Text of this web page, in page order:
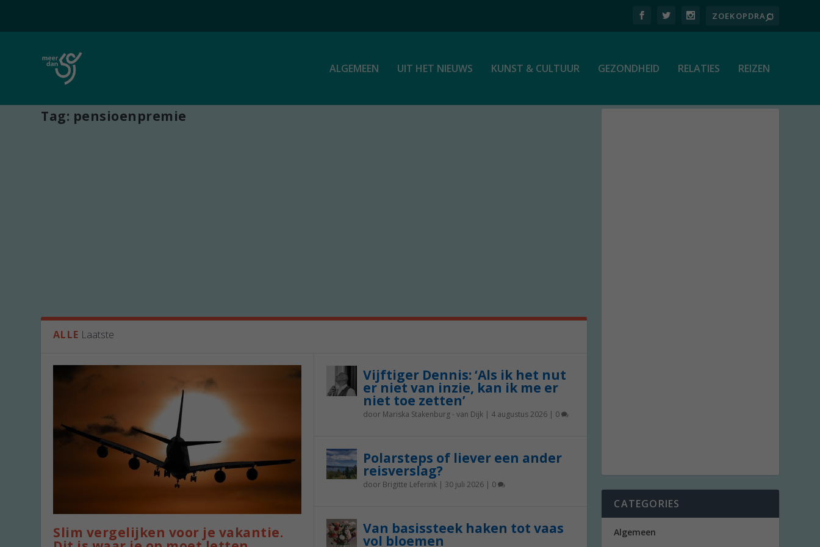
ALGEMEEN UIT HET NIEUWS KUNST & CULTUUR GEZONDHEID RELATIES REIZEN
Tag: pensioenpremie
ALLE Laatste
Slim vergelijken voor je vakantie.
Vijftiger Dennis: ‘Als ik het nut
er niet van inzie, kan ik me er
niet toe zetten’
door Mariska Stakenburg - van Dijk| 4 augustus 2026| 0
Polarsteps of liever een ander
reisverslag?
door Brigitte Leferink| 30 juli 2026| 0
Van basissteek haken tot vaas
vol bloemen
CATEGORIES
Algemeen